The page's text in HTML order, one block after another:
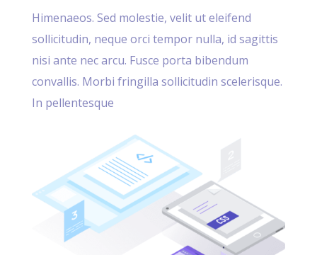
Himenaeos. Sed molestie, velit ut eleifend
sollicitudin, neque orci tempor nulla, id sagittis
nisi ante nec arcu. Fusce porta bibendum
convallis. Morbi fringilla sollicitudin scelerisque.
In pellentesque